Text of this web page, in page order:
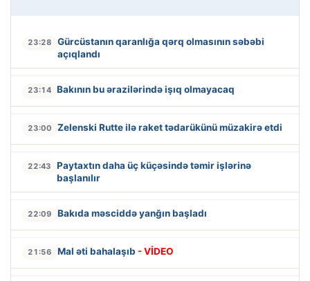
23:28
Gürcüstanın qaranlığa qərq olmasının səbəbi
açıqlandı
23:14 Bakının bu ərazilərində işıq olmayacaq
23:00 Zelenski Rutte ilə raket tədarükünü müzakirə etdi
22:43
Paytaxtın daha üç küçəsində təmir işlərinə
başlanılır
22:09 Bakıda məsciddə yanğın başladı
21:56 Mal əti bahalaşıb - VİDEO